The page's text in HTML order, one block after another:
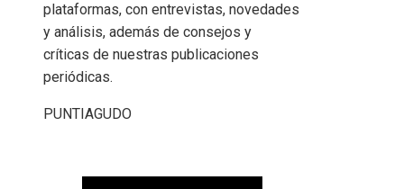
plataformas, con entrevistas, novedades
y análisis, además de consejos y
críticas de nuestras publicaciones
periódicas.
PUNTIAGUDO